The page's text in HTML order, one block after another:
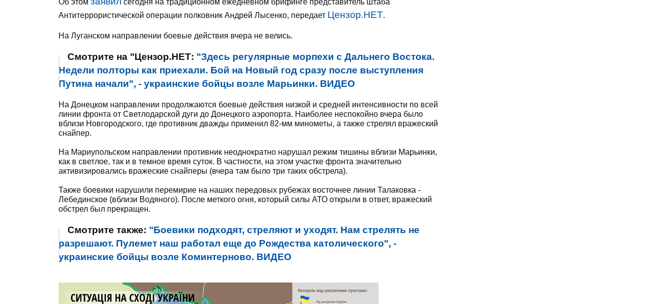
Об этом
сегодня на традиционном ежедневном брифинге представитель штаба
Антитеррористической операции полковник Андрей Лысенко, передает Цензор.НЕТ.
На Луганском направлении боевые действия вчера не велись.
Смотрите на "Цензор.НЕТ: "Здесь регулярные морпехи с Дальнего Востока.
Недели полторы как приехали. Бой на Новый год сразу после выступления
Путина начали", - украинские бойцы возле Марьинки. ВИДЕО
На Донецком направлении продолжаются боевые действия низкой и средней интенсивности по всей
линии фронта от Светлодарской дуги до Донецкого аэропорта. Наиболее неспокойно вчера было
вблизи Новгородского, где противник дважды применил 82-мм минометы, а также стрелял вражеский
снайпер.
На Мариупольском направлении противник неоднократно нарушал режим тишины вблизи Марьинки,
как в светлое, так и в темное время суток. В частности, на этом участке фронта значительно
активизировались вражеские снайперы (вчера там было три таких обстрела).
Также боевики нарушили перемирие на наших передовых рубежах восточнее линии Талаковка -
Лебединское (вблизи Водяного). После меткого огня, который силы АТО открыли в ответ, вражеский
обстрел был прекращен.
Смотрите также: "Боевики подходят, стреляют и уходят. Нам стрелять не
разрешают. Пулемет наш работал еще до Рождества католического", -
украинские бойцы возле Коминтерново. ВИДЕО